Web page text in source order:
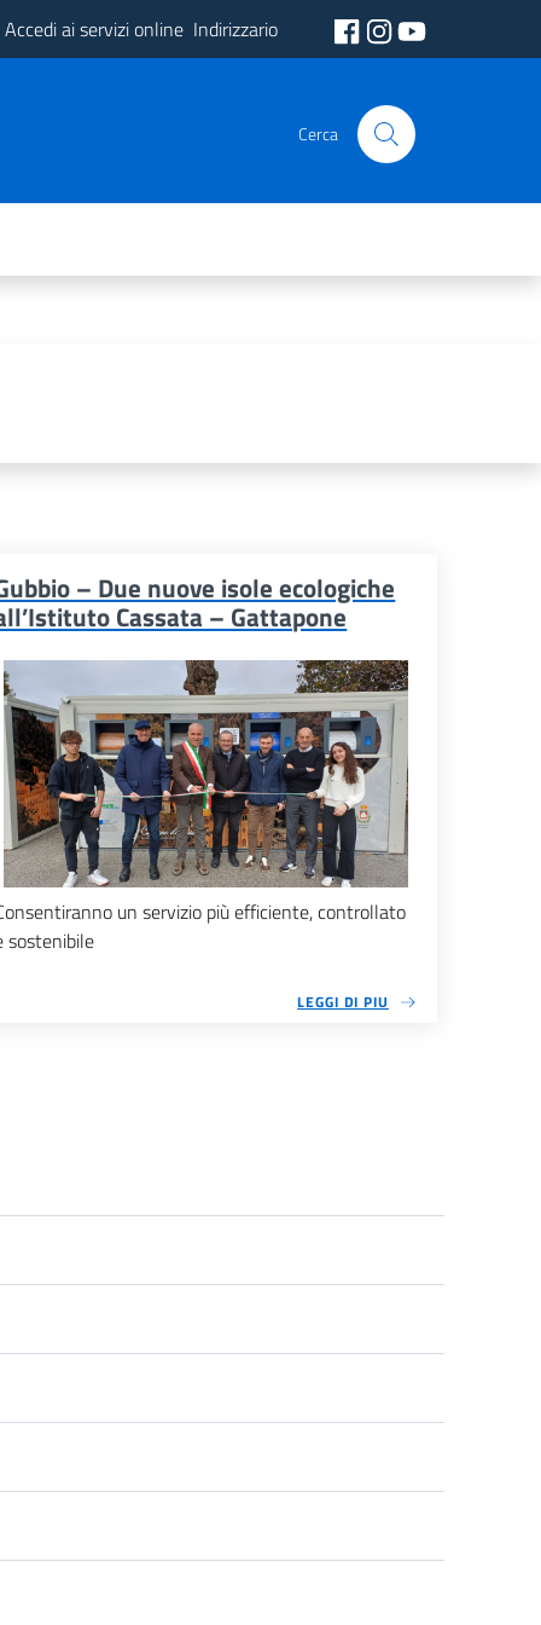
Accedi ai servizi online Indirizzario
Cerca
– Due nuove isole ecologiche
Cassata – Gattapone
un servizio più efficiente, controllato
sostenibile
LEGGI DI PIU